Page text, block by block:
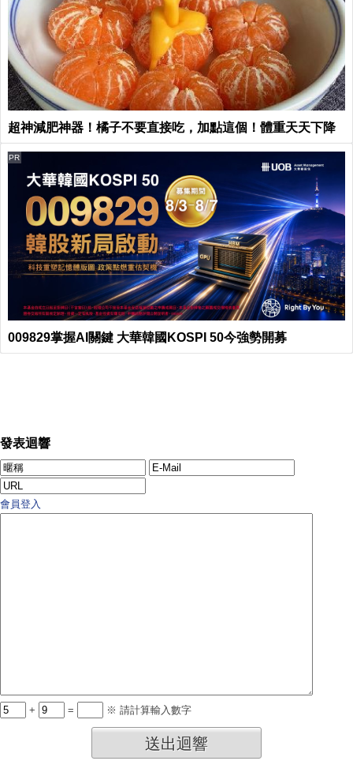
超神減肥神器！橘子不要直接吃，加點這個！體重天天下降
009829掌握AI關鍵 大華韓國KOSPI 50今強勢開募
PR
發表迴響
會員登入
+ = ※ 請計算輸入數字
送出迴響